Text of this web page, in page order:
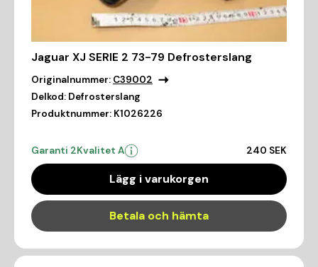
Jaguar XJ SERIE 2 73-79 Defrosterslang
Originalnummer: C39002
Delkod: Defrosterslang
Produktnummer: K1026226
Garanti 2Kvalitet A 240 SEK
Lägg i varukorgen
Betala och hämta